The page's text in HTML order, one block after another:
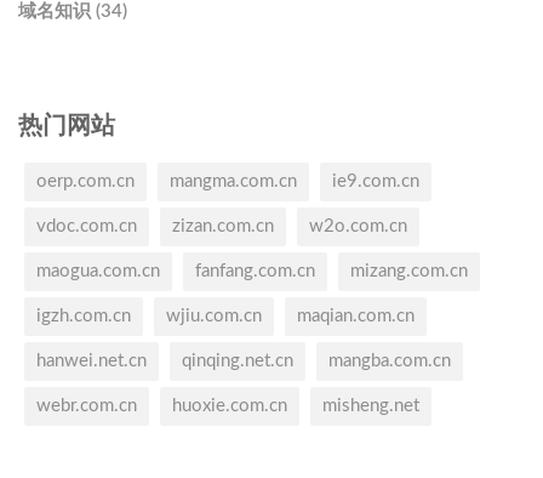
域名知识 (34)
热门网站
oerp.com.cn mangma.com.cn ie9.com.cn
vdoc.com.cn zizan.com.cn w2o.com.cn
maogua.com.cn fanfang.com.cn mizang.com.cn
igzh.com.cn wjiu.com.cn maqian.com.cn
hanwei.net.cn qinqing.net.cn mangba.com.cn
webr.com.cn huoxie.com.cn misheng.net